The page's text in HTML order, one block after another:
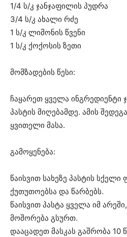
1/4 ს/კ ჯანჯაფილის პუდრა
3/4 ს/კ ახალი რძე
1 ს/კ ლიმონის წვენი
1 ს/კ ქოქოსის ზეთი
მომზადების წესი:
ჩაყარეთ ყველა ინგრედიენტი
პასტის მიღებამდე. ამის
ყვითელი მასა.
გამოყენება:
წაისვით სახეზე პასტის
ქუთუთოებსა და წარბებს.
წაისვით პასტა ყველა იმ
მოშორება გსურთ.
დააცადეთ მასკას გაშრობა 10